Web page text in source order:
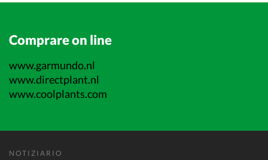
Comprare on line
www.garmundo.nl
www.directplant.nl
www.coolplants.com
NOTIZIARIO